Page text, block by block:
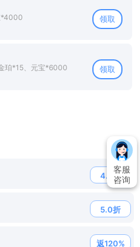
*4000
领取
珀*15、元宝*6000
领取
4.8折
5.0折
返120%
客服
咨询